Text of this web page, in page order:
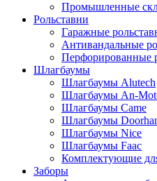
Промышленные
Рольставни
Гаражные
Антивандальные
Перфорированные
Шлагбаумы
Шлагбаумы Alutech
Шлагбаумы An-
Шлагбаумы Came
Шлагбаумы
Шлагбаумы Nice
Шлагбаумы Faac
Комплектующие
Заборы